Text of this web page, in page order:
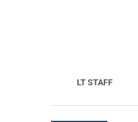
LT STAFF